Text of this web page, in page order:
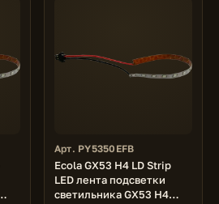
Арт. PY5350EFB
Ecola GX53 H4 LD Strip
LED лента подсветки
светильника GX53 H4